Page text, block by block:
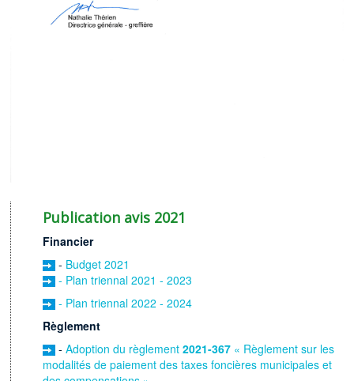
Publication avis 2021
Financier
- Budget 2021
- Plan triennal 2021 - 2023
- Plan triennal 2022 - 2024
Règlement
-Adoption du règlement 2021-367 « Règlement sur les
modalités de paiement des taxes foncières municipales et